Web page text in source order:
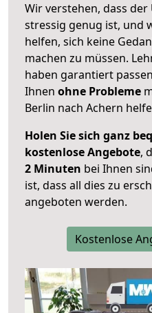
Wir verstehen, dass
stressig genug ist, und
helfen, sich keine
machen zu müssen.
haben garantiert
Ihnen ohne Probleme
Berlin nach Achern
Holen Sie sich ganz
kostenlose Angebote,
2 Minuten bei Ihnen
ist, dass all dies zu
angeboten werden.
Kostenlose